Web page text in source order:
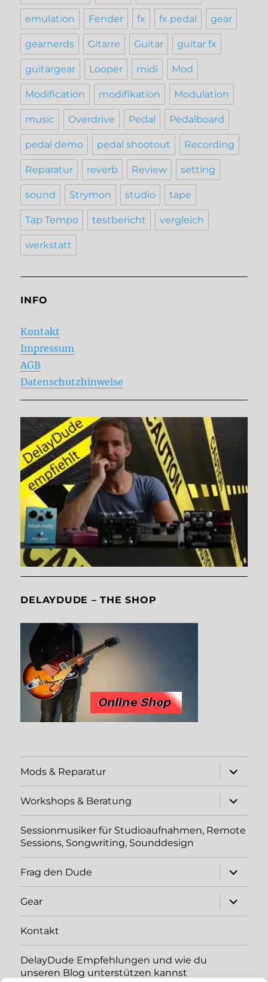
emulation Fender fx fx pedal gear
gearnerds Gitarre Guitar guitar fx
guitargear Looper midi Mod
Modification modifikation Modulation
music Overdrive Pedal Pedalboard
pedal demo pedal shootout Recording
Reparatur reverb Review setting
sound Strymon studio tape
Tap Tempo testbericht vergleich
werkstatt
INFO
Kontakt
Impressum
AGB
Datenschutzhinweise
DELAYDUDE – THE SHOP
Mods & Reparatur
öffnen
Workshops & Beratung
öffnen
Sessionmusiker für Studioaufnahmen, Remote
Sessions, Songwriting, Sounddesign
Frag den Dude
öffnen
Gear
öffnen
Kontakt
DelayDude Empfehlungen und wie du
unseren Blog unterstützen kannst